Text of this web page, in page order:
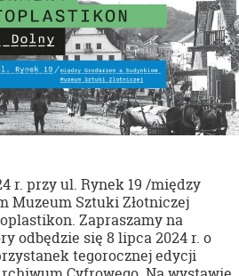
r. przy ul. Rynek 19 /między
Muzeum Sztuki Złotniczej
Zapraszamy na
odbędzie się 8 lipca 2024 r. o
tegorocznej edycji